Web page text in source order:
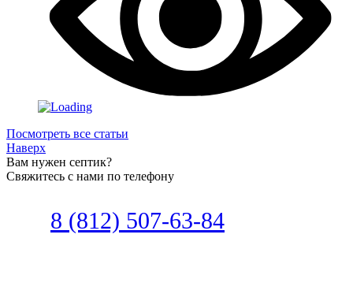
Посмотреть все статьи
Наверх
Вам нужен септик?
Свяжитесь с нами по телефону
8 (812) 507-63-84